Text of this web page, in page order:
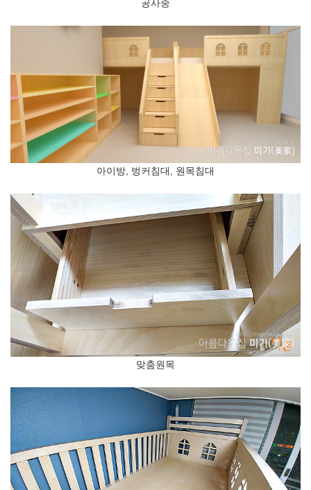
공사중
아이방, 벙커침대, 원목침대
맞춤원목